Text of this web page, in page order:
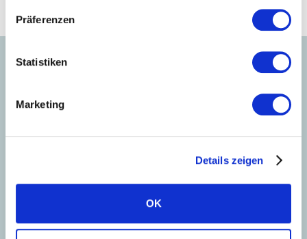
Präferenzen
Statistiken
Marketing
Details zeigen
OK
Jährliche Einsparung an Heizkosten
Ihr Presse Ansprechpartner